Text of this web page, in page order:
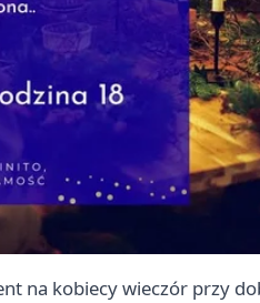
na kobiecy wieczór przy